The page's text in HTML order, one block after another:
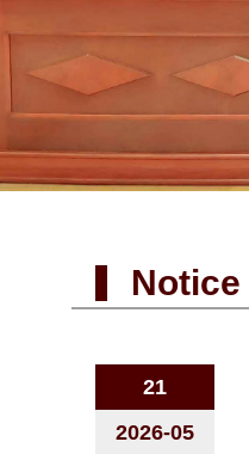
Notice
21
2026-05